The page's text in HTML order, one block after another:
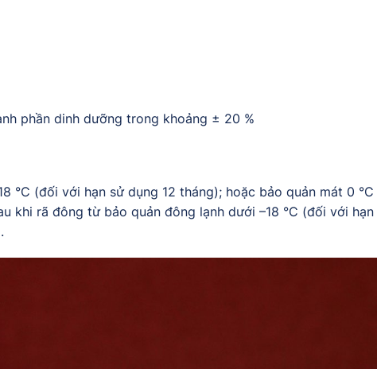
phần dinh dưỡng trong khoảng ± 20 %
°C (đối với hạn sử dụng 12 tháng); hoặc bảo quản mát 0
khi rã đông từ bảo quản đông lạnh dưới –18 °C (đối với